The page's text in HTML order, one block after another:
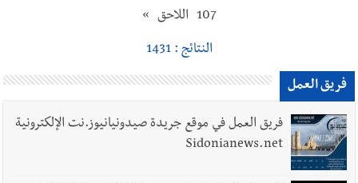
107 اللاحق »
النتائج : 1431
فريق العمل
فريق العمل في موقع جريدة صيدونيانيوز.نت الإلكترونية
Sidonianews.net